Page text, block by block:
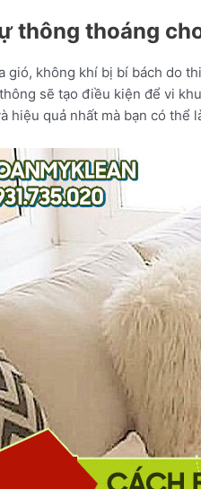
thông thoáng
gió, không khí bị bí bách do
sẽ tạo điều kiện để vi
hiệu quả nhất mà bạn có